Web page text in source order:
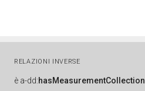
RELAZIONI INVERSE
è a-dd:hasMeasurementCollection